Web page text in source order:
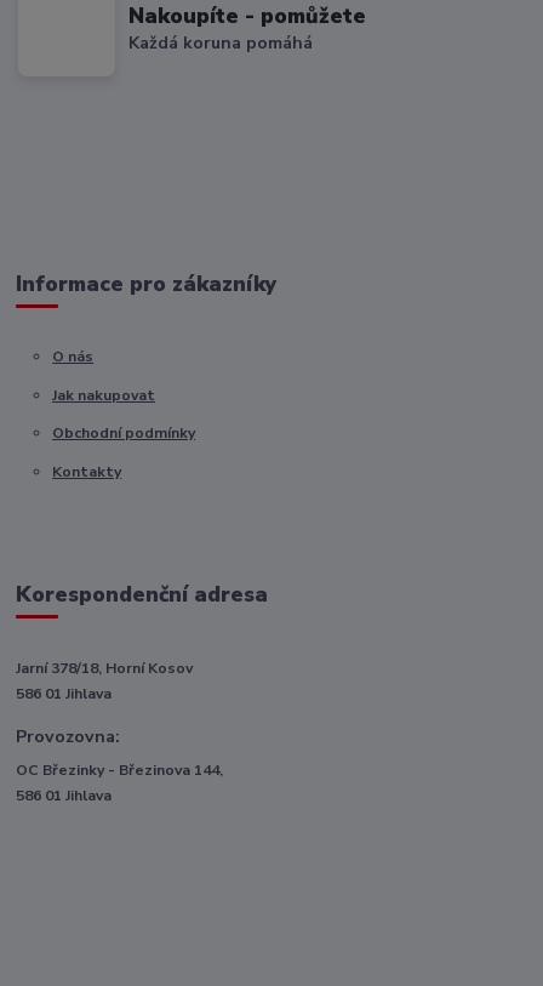
Nakoupíte - pomůžete
Každá koruna pomáhá
Informace pro zákazníky
O nás
Jak nakupovat
Obchodní podmínky
Kontakty
Korespondenční adresa
Jarní 378/18, Horní Kosov
586 01 Jihlava
Provozovna:
OC Březinky - Březinova 144,
586 01 Jihlava